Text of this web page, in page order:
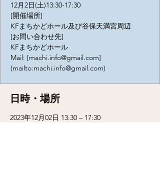
12月2日(土)13:30-17:30
[開催場所]
KFまちかどホール及び谷保天満宮周辺
[お問い合わせ先]
KFまちかどホール
Mail: [machi.info@gmail.com]
(mailto:machi.info@gmail.com)
日時・場所
2023年12月02日 13:30 – 17:30